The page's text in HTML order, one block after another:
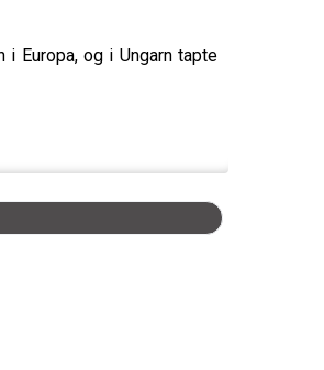
Europa, og i Ungarn tapte